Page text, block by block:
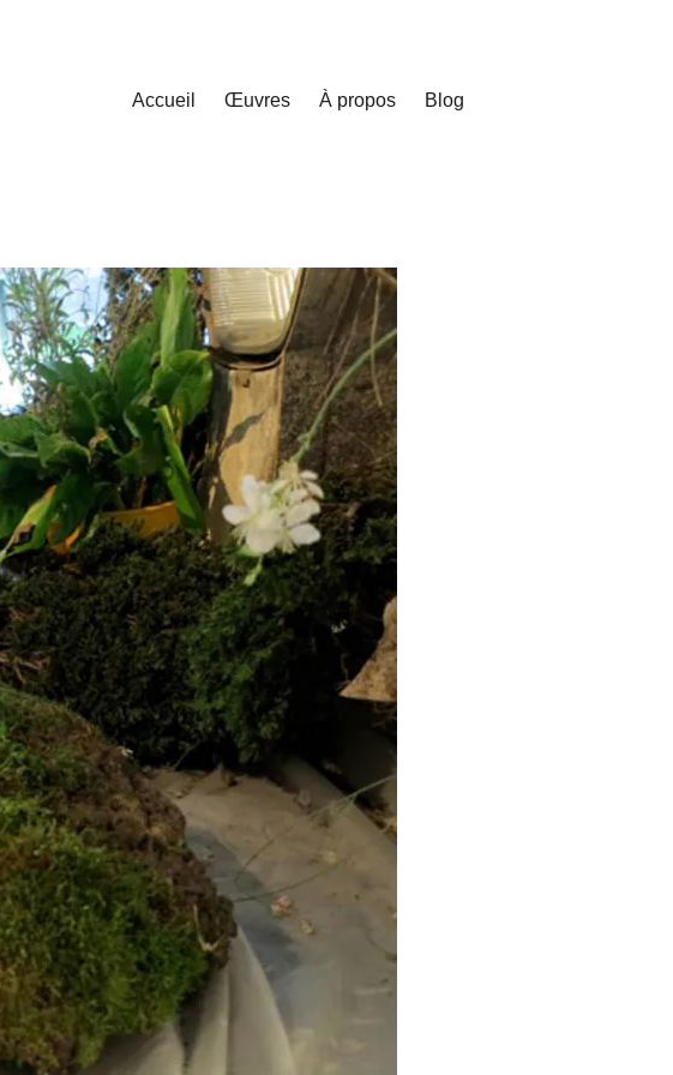
Accueil Œuvres À propos Blog